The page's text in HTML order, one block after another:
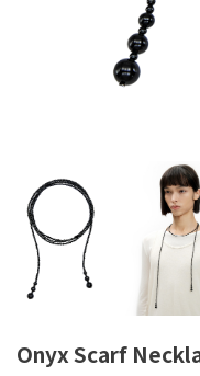
Onyx Scarf